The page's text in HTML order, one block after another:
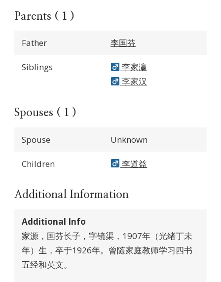
Parents ( 1 )
Father 李国芬
Siblings
李家瀛
李家汉
Spouses ( 1 )
Spouse Unknown
Children 李道益
Additional Information
Additional Info
家源，国芬长子，字镜渠，1907年（光绪丁未
年）生，卒于1926年。曾随家庭教师学习四书
五经和英文。